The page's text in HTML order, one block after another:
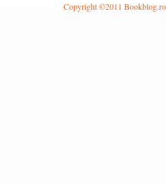
Copyright ©2011 Bookblog.ro